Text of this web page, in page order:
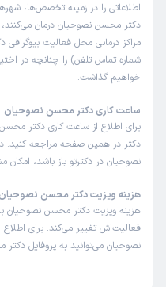
اطلاعاتی را در زمینه تخصص‌ها،
دکتر محسن نصوحیان درمان
مراکز درمانی محل فعالیت
شماره تماس تلفن) را چنانچه در
خواهیم گذاشت.
ساعت کاری دکتر محسن نصوحیان
برای اطلاع از ساعت کاری دکتر
دکتر در همین صفحه مراجعه کنید.
نصوحیان در دکترتو باز باشد،
هزینه ویزیت دکتر محسن نصوحیان
هزینه ویزیت دکتر محسن
فعالیت‌اش تغییر می‌کند. برای
نصوحیان می‌توانید به پروفایل